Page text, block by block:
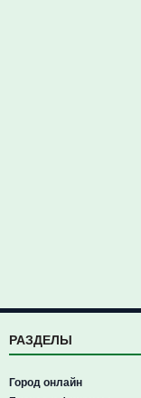
РАЗДЕЛЫ
Город онлайн